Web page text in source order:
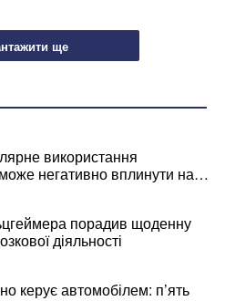
ще
використання
негативно вплинути на
порадив щоденну
діяльності
керує автомобілем: п’ять